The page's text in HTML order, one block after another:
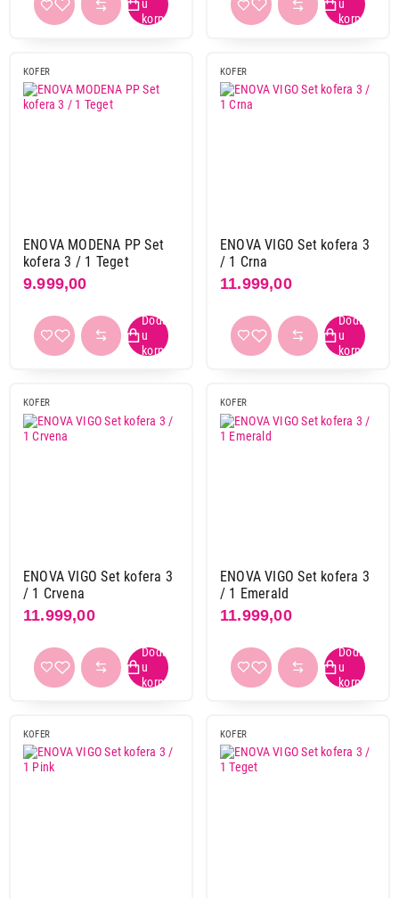
KOFER
ENOVA MODENA PP Set
kofera 3 / 1 Teget
9.999,00
KOFER
ENOVA VIGO Set kofera 3
/ 1 Crna
11.999,00
KOFER
ENOVA VIGO Set kofera 3
/ 1 Crvena
11.999,00
KOFER
ENOVA VIGO Set kofera 3
/ 1 Emerald
11.999,00
KOFER KOFER
10.999,00
XIAOMI Luggage Classic Pro 20" Black
Proizvod je dodat u korpu.